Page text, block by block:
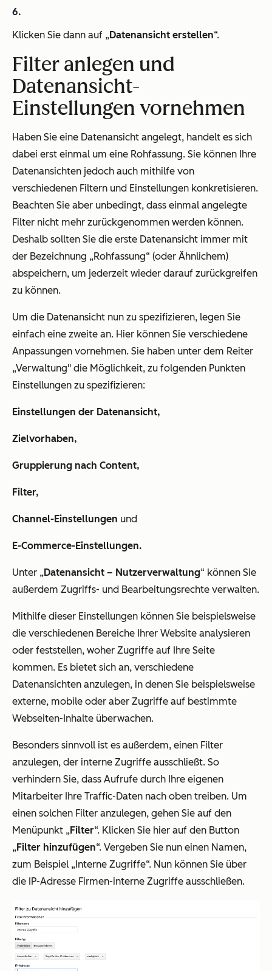
Klicken Sie dann auf „Datenansicht erstellen“.
Filter anlegen und
Datenansicht-
Einstellungen vornehmen
Haben Sie eine Datenansicht angelegt, handelt es sich
dabei erst einmal um eine Rohfassung. Sie können Ihre
Datenansichten jedoch auch mithilfe von
verschiedenen Filtern und Einstellungen konkretisieren.
Beachten Sie aber unbedingt, dass einmal angelegte
Filter nicht mehr zurückgenommen werden können.
Deshalb sollten Sie die erste Datenansicht immer mit
der Bezeichnung „Rohfassung“ (oder Ähnlichem)
abspeichern, um jederzeit wieder darauf zurückgreifen
zu können.
Um die Datenansicht nun zu spezifizieren, legen Sie
einfach eine zweite an. Hier können Sie verschiedene
Anpassungen vornehmen. Sie haben unter dem Reiter
„Verwaltung" die Möglichkeit, zu folgenden Punkten
Einstellungen zu spezifizieren:
Einstellungen der Datenansicht,
Zielvorhaben,
Gruppierung nach Content,
Filter,
Channel-Einstellungen und
E-Commerce-Einstellungen.
Unter „Datenansicht – Nutzerverwaltung“ können Sie
außerdem Zugriffs- und Bearbeitungsrechte verwalten.
Mithilfe dieser Einstellungen können Sie beispielsweise
die verschiedenen Bereiche Ihrer Website analysieren
oder feststellen, woher Zugriffe auf Ihre Seite
kommen. Es bietet sich an, verschiedene
Datenansichten anzulegen, in denen Sie beispielsweise
externe, mobile oder aber Zugriffe auf bestimmte
Webseiten-Inhalte überwachen.
Besonders sinnvoll ist es außerdem, einen Filter
anzulegen, der interne Zugriffe ausschließt. So
verhindern Sie, dass Aufrufe durch Ihre eigenen
Mitarbeiter Ihre Traffic-Daten nach oben treiben. Um
einen solchen Filter anzulegen, gehen Sie auf den
Menüpunkt „Filter“. Klicken Sie hier auf den Button
„Filter hinzufügen“. Vergeben Sie nun einen Namen,
zum Beispiel „Interne Zugriffe“. Nun können Sie über
die IP-Adresse Firmen-interne Zugriffe ausschließen.